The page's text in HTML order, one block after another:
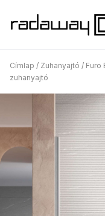
Címlap / Zuhanyajtó / Furo
zuhanyajtó